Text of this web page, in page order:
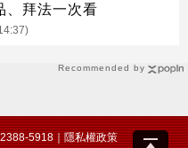
Recommended by
、拜法一次看
5918｜隱私權政策